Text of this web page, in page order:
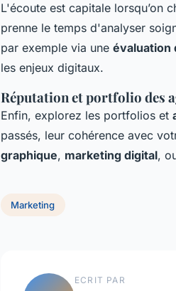
L'écoute est capitale lorsqu’on
prenne le temps d'analyser
par exemple via une évaluation
les enjeux digitaux.
Réputation et portfolio des
Enfin, explorez les portfolios et
passés, leur cohérence avec
graphique, marketing digital,
Marketing
ECRIT PAR